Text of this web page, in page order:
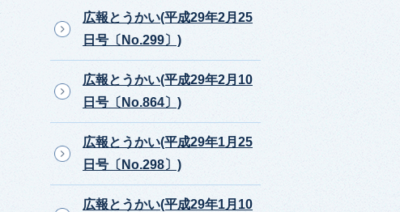
広報とうかい(平成29年2月25
日号〔No.299〕)
広報とうかい(平成29年2月10
日号〔No.864〕)
広報とうかい(平成29年1月25
日号〔No.298〕)
広報とうかい(平成29年1月10